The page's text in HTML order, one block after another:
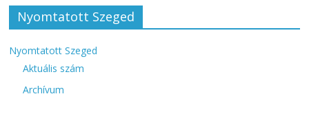
Nyomtatott Szeged
Nyomtatott Szeged
Aktuális szám
Archívum